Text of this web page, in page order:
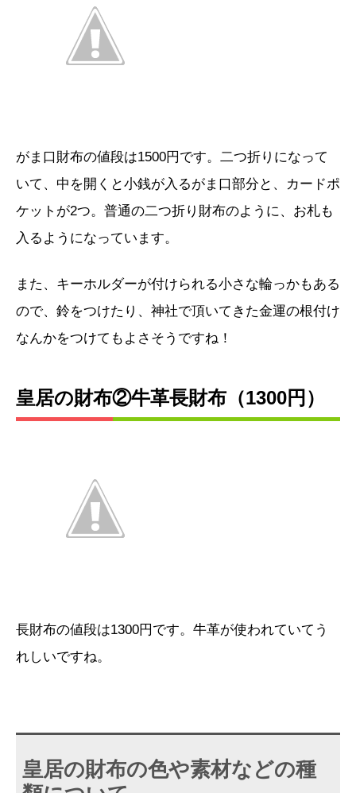
がま口財布の値段は1500円です。二つ折りになって
いて、中を開くと小銭が入るがま口部分と、カードポ
ケットが2つ。普通の二つ折り財布のように、お札も
入るようになっています。
また、キーホルダーが付けられる小さな輪っかもある
ので、鈴をつけたり、神社で頂いてきた金運の根付け
なんかをつけてもよさそうですね！
皇居の財布②牛革長財布（1300円）
長財布の値段は1300円です。牛革が使われていてう
れしいですね。
皇居の財布の色や素材などの種